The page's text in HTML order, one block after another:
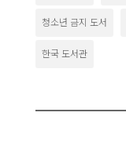
청소년 금지 도서
한국 도서관